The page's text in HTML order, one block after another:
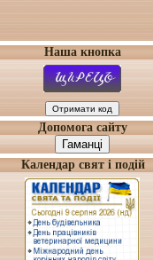
Наша кнопка
Допомога сайту
Гаманці
Календар свят і подій